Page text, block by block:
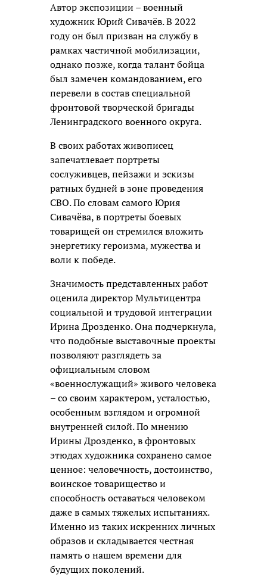
Автор экспозиции – военный
художник Юрий Сивачёв. В 2022
году он был призван на службу в
рамках частичной мобилизации,
однако позже, когда талант бойца
был замечен командованием, его
перевели в состав специальной
фронтовой творческой бригады
Ленинградского военного округа.
В своих работах живописец
запечатлевает портреты
сослуживцев, пейзажи и эскизы
ратных будней в зоне проведения
СВО. По словам самого Юрия
Сивачёва, в портреты боевых
товарищей он стремился вложить
энергетику героизма, мужества и
воли к победе.
Значимость представленных работ
оценила директор Мультицентра
социальной и трудовой интеграции
Ирина Дрозденко. Она подчеркнула,
что подобные выставочные проекты
позволяют разглядеть за
официальным словом
«военнослужащий» живого человека
– со своим характером, усталостью,
особенным взглядом и огромной
внутренней силой. По мнению
Ирины Дрозденко, в фронтовых
этюдах художника сохранено самое
ценное: человечность, достоинство,
воинское товарищество и
способность оставаться человеком
даже в самых тяжелых испытаниях.
Именно из таких искренних личных
образов и складывается честная
память о нашем времени для
будущих поколений.